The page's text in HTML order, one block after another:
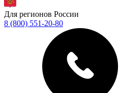
Для регионов России
8 (800) 551-20-80